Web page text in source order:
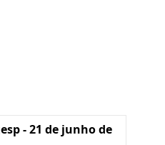
- 21 de junho de